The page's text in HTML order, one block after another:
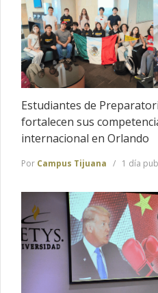
Estudiantes de
fortalecen sus
internacional en Orlando
Por Campus Tijuana 1 día